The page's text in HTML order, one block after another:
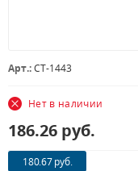
Арт.:CT-1443
Нет в наличии
186.26 руб.
180.67 руб.